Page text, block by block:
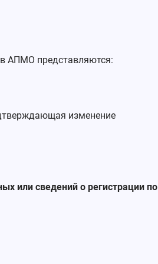
в АПМО представляются:
изменение
или сведений о регистрации по